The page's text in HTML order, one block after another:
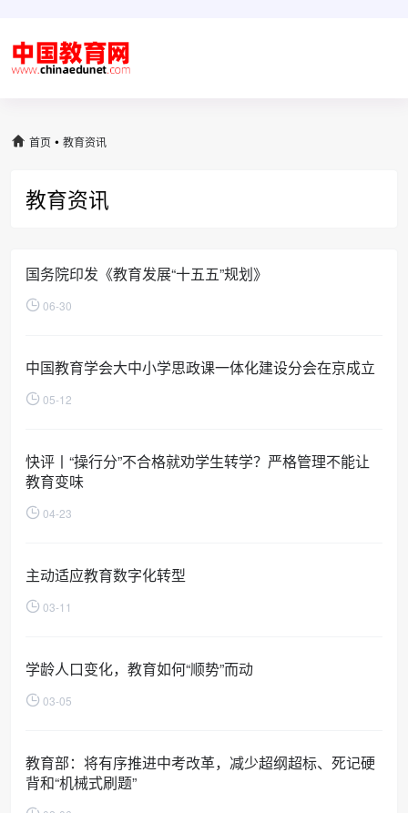
首页 • 教育资讯
教育资讯
国务院印发《教育发展“十五五”规划》
06-30
中国教育学会大中小学思政课一体化建设分会在京成立
05-12
快评丨“操行分”不合格就劝学生转学？严格管理不能让
教育变味
04-23
主动适应教育数字化转型
03-11
学龄人口变化，教育如何“顺势”而动
03-05
教育部：将有序推进中考改革，减少超纲超标、死记硬
背和“机械式刷题”